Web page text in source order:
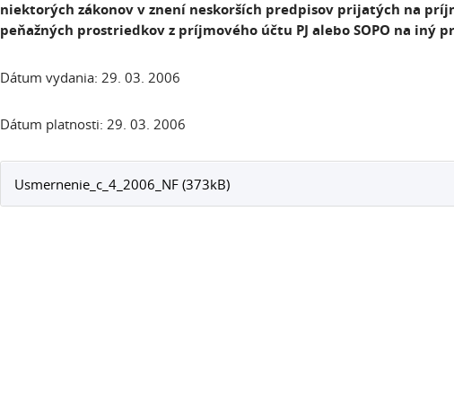
niektorých zákonov v znení neskorších predpisov prijatých na
peňažných prostriedkov z príjmového účtu PJ alebo SOPO na iný
Dátum vydania: 29. 03. 2006
Dátum platnosti: 29. 03. 2006
Usmernenie_c_4_2006_NF (373kB)